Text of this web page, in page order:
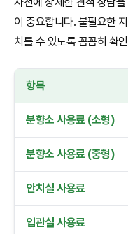
이 중요합니다. 불필요한
치를 수 있도록 꼼꼼히 확
항목
분향소 사용료 (소형)
분향소 사용료 (중형)
안치실 사용료
입관실 사용료